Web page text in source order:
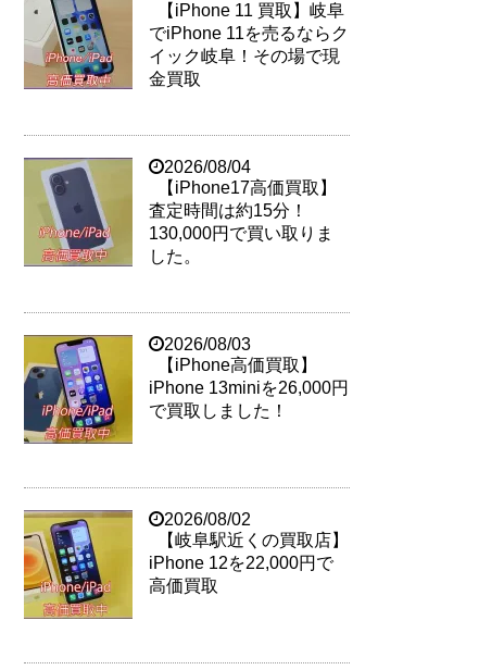
【iPhone 11 買取】岐阜
でiPhone 11を売るならク
イック岐阜！その場で現
金買取
2026/08/04
【iPhone17高価買取】
査定時間は約15分！
130,000円で買い取りま
した。
2026/08/03
【iPhone高価買取】
iPhone 13miniを26,000円
で買取しました！
2026/08/02
【岐阜駅近くの買取店】
iPhone 12を22,000円で
高価買取